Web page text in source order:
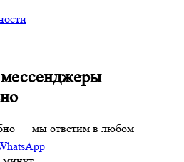
— мы ответим в любом